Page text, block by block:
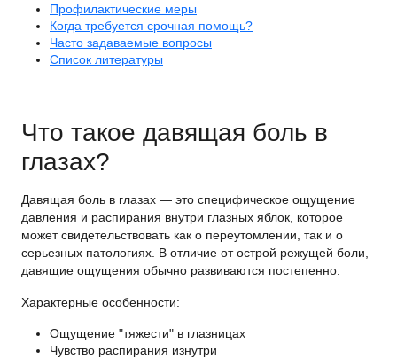
Профилактические меры
Когда требуется срочная помощь?
Часто задаваемые вопросы
Список литературы
Что такое давящая боль в
глазах?
Давящая боль в глазах — это специфическое ощущение
давления и распирания внутри глазных яблок, которое
может свидетельствовать как о переутомлении, так и о
серьезных патологиях. В отличие от острой режущей боли,
давящие ощущения обычно развиваются постепенно.
Характерные особенности:
Ощущение "тяжести" в глазницах
Чувство распирания изнутри